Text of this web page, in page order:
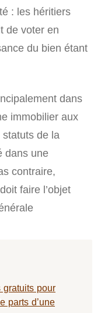
: les héritiers
de voter en
du bien étant
dans
immobilier aux
de la
dans une
contraire,
faire l’objet
gratuits pour
parts d’une